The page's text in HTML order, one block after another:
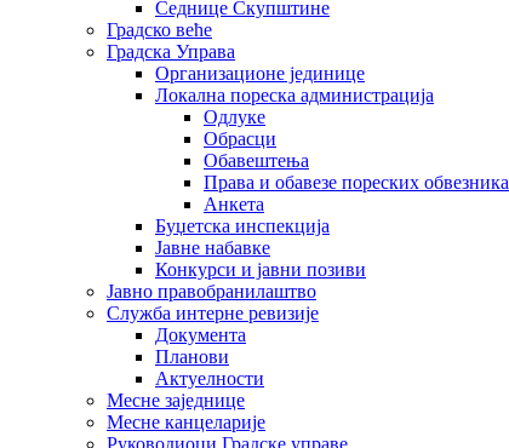
Седнице Скупштине
Градско веће
Градска Управа
Организационе јединице
Локална пореска администрација
Одлуке
Обрасци
Обавештења
Права и обавезе пореских обвезника
Анкета
Буџетска инспекција
Јавне набавке
Конкурси и јавни позиви
Јавно правобранилаштво
Служба интерне ревизије
Документа
Планови
Актуелности
Месне заједнице
Месне канцеларије
Руководиоци Градске управе